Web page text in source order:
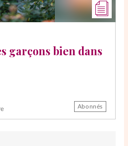
garçons bien dans
Abonnés